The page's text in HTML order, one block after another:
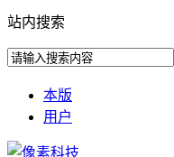
站内搜索
本版
用户